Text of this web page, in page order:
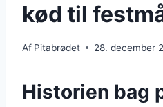
kød til
Af Pitabrødet 28. december
Historien bag